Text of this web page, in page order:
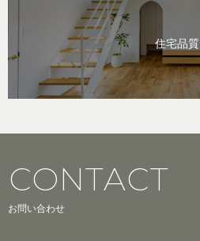
住宅品質
CONTACT
お問い合わせ